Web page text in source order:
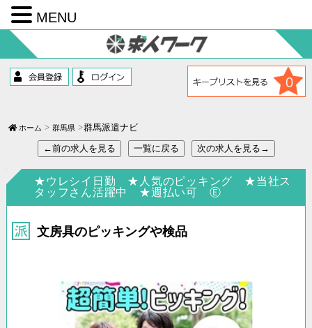
コ
テ
ン
ツ
ッ
プ
0
ホーム 群馬県
群馬派遣ナビ
←前の求人を見る
一覧に戻る 次の求人を見る→
★ウレシイ日勤 ★人気のピッキング ★当社ス
タッフさん活躍中 ★週払い可 Ⓔ
文房具のピッキングや検品
MENU